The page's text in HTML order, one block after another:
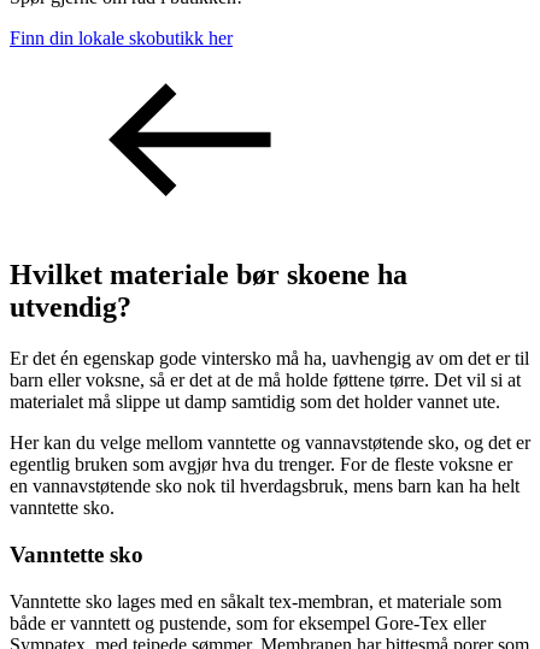
Finn din lokale skobutikk her
Hvilket materiale bør skoene ha
utvendig?
Er det én egenskap gode vintersko må ha, uavhengig av om det er til
barn eller voksne, så er det at de må holde føttene tørre. Det vil si at
materialet må slippe ut damp samtidig som det holder vannet ute.
Her kan du velge mellom vanntette og vannavstøtende sko, og det er
egentlig bruken som avgjør hva du trenger. For de fleste voksne er
en vannavstøtende sko nok til hverdagsbruk, mens barn kan ha helt
vanntette sko.
Vanntette sko
Vanntette sko lages med en såkalt tex-membran, et materiale som
både er vanntett og pustende, som for eksempel Gore-Tex eller
Sympatex, med teipede sømmer. Membranen har bittesmå porer som